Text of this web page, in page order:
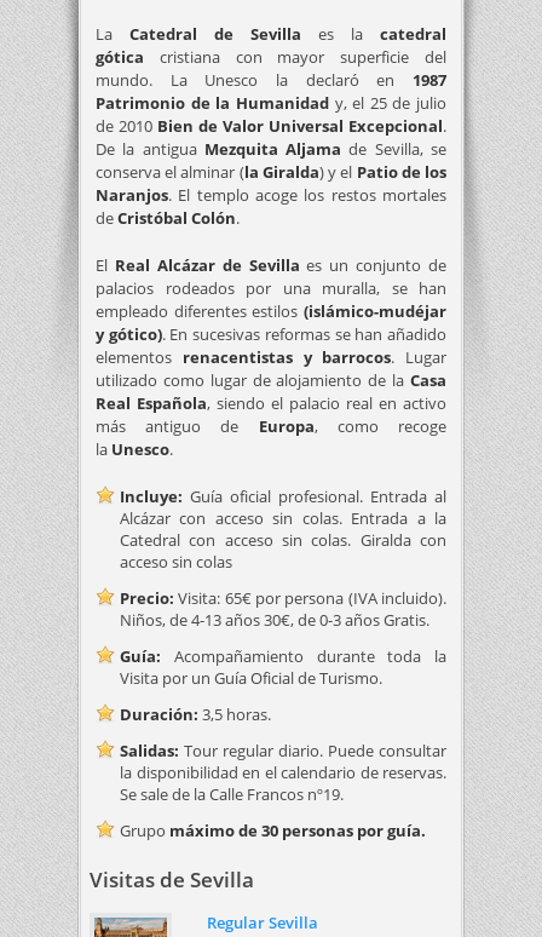
La Catedral de Sevilla es la catedral
gótica cristiana con mayor superficie del
mundo. La Unesco la declaró en 1987
Patrimonio de la Humanidady, el 25 de julio
de 2010 Bien de Valor Universal Excepcional.
De la antigua Mezquita Aljama de Sevilla, se
conserva el alminar (la Giralda) y el Patio de los
Naranjos. El templo acoge los restos mortales
deCristóbal Colón.
El Real Alcázar de Sevilla es un conjunto de
palacios rodeados por una muralla, se han
empleado diferentes estilos (islámico-mudéjar
y gótico). En sucesivas reformas se han añadido
elementos renacentistas y barrocos. Lugar
utilizado como lugar de alojamiento de la Casa
Real Española, siendo el palacio real en activo
más antiguo de Europa, como recoge
la Unesco.
Incluye: Guía oficial profesional. Entrada al
Alcázar con acceso sin colas. Entrada a la
Catedral con acceso sin colas. Giralda con
acceso sin colas
Precio: Visita: 65€ por persona (IVA incluido).
Niños, de 4-13 años 30€, de 0-3 años Gratis.
Guía: Acompañamiento durante toda la
Visita por un Guía Oficial de Turismo.
Duración: 3,5 horas.
Salidas: Tour regular diario. Puede consultar
la disponibilidad en el calendario de reservas.
Se sale de la Calle Francos nº19.
Grupo máximo de 30 personas por guía.
Visitas de Sevilla
Regular Sevilla